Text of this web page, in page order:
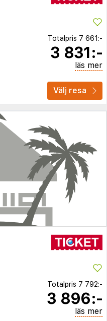
Totalpris 7 661:-
3 831:-
läs mer
Välj resa
Totalpris 7 792:-
3 896:-
läs mer